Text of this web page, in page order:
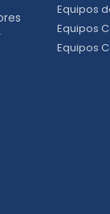
Equipos
Equipos
Equipos